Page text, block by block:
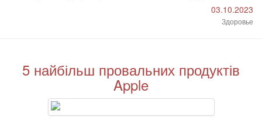
03.10.2023
Здоровье
5 найбільш провальних продуктів
Apple